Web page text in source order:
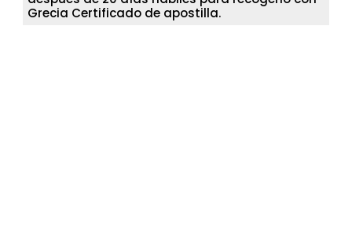
Grecia Certificado de apostilla.